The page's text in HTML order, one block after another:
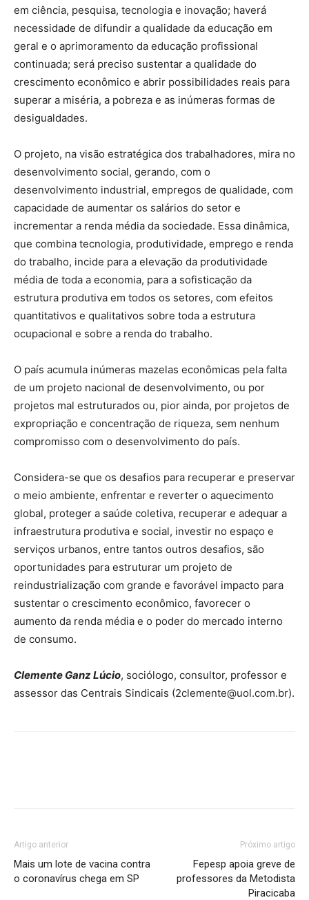
em ciência, pesquisa, tecnologia e inovação; haverá
necessidade de difundir a qualidade da educação em
geral e o aprimoramento da educação profissional
continuada; será preciso sustentar a qualidade do
crescimento econômico e abrir possibilidades reais para
superar a miséria, a pobreza e as inúmeras formas de
desigualdades.
O projeto, na visão estratégica dos trabalhadores, mira no
desenvolvimento social, gerando, com o
desenvolvimento industrial, empregos de qualidade, com
capacidade de aumentar os salários do setor e
incrementar a renda média da sociedade. Essa dinâmica,
que combina tecnologia, produtividade, emprego e renda
do trabalho, incide para a elevação da produtividade
média de toda a economia, para a sofisticação da
estrutura produtiva em todos os setores, com efeitos
quantitativos e qualitativos sobre toda a estrutura
ocupacional e sobre a renda do trabalho.
O país acumula inúmeras mazelas econômicas pela falta
de um projeto nacional de desenvolvimento, ou por
projetos mal estruturados ou, pior ainda, por projetos de
expropriação e concentração de riqueza, sem nenhum
compromisso com o desenvolvimento do país.
Considera-se que os desafios para recuperar e preservar
o meio ambiente, enfrentar e reverter o aquecimento
global, proteger a saúde coletiva, recuperar e adequar a
infraestrutura produtiva e social, investir no espaço e
serviços urbanos, entre tantos outros desafios, são
oportunidades para estruturar um projeto de
reindustrialização com grande e favorável impacto para
sustentar o crescimento econômico, favorecer o
aumento da renda média e o poder do mercado interno
de consumo.
Clemente Ganz Lúcio, sociólogo, consultor, professor e
assessor das Centrais Sindicais (2clemente@uol.com.br).
Artigo anterior
Mais um lote de vacina contra
o coronavírus chega em SP
Próximo artigo
Fepesp apoia greve de
professores da Metodista
Piracicaba